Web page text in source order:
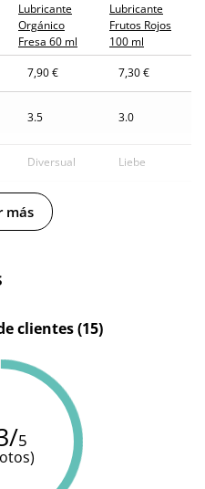
Lubricante
Orgánico
Fresa 60 ml
Lubricante
Frutos Rojos
100 ml
7,90 € 7,30 €
3.5 3.0
Diversual Liebe
Base de
agua
más
clientes (15)
5